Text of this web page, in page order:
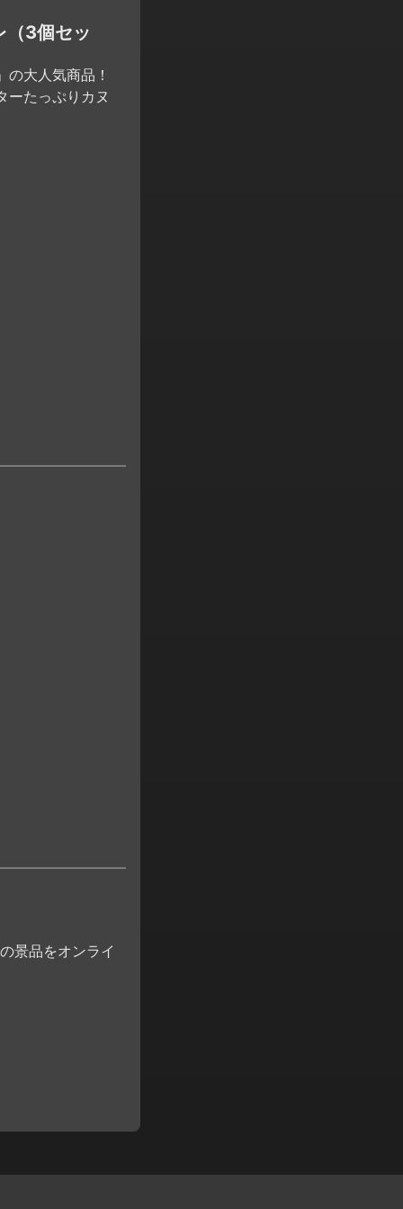
（3個セッ
大人気商品！
ーたっぷりカヌ
景品をオンライ